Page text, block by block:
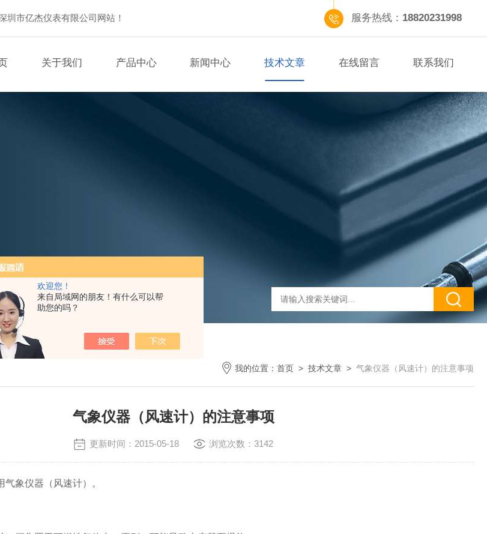
欢迎您！
来自局域网的朋友！有什么可以帮
助您的吗？
圳市亿杰仪表有限公司网站！ 服务热线： 18820231998
关于我们 产品中心 新闻中心 技术文章 在线留言 联系我们
我的位置： 首页 > 技术文章 > 气象仪器（风速计）的注意事项
气象仪器（风速计）的注意事项
更新时间：2015-05-18 浏览次数：3142
象仪器（风速计）。